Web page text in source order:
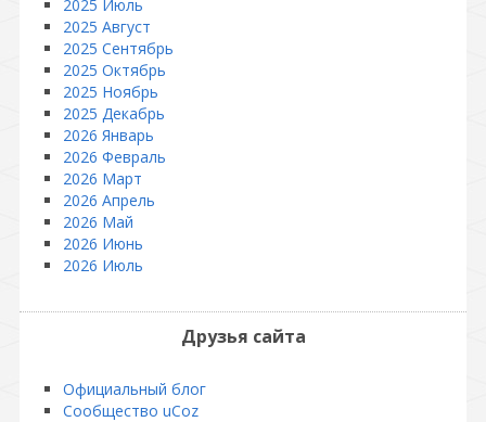
2025 Июль
2025 Август
2025 Сентябрь
2025 Октябрь
2025 Ноябрь
2025 Декабрь
2026 Январь
2026 Февраль
2026 Март
2026 Апрель
2026 Май
2026 Июнь
2026 Июль
Друзья сайта
Официальный блог
Сообщество uCoz